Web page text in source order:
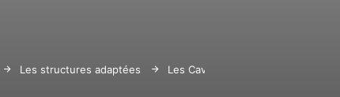
Les structures adaptées Les Caves de la Poste